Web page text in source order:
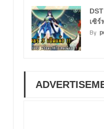
เซิร์
By